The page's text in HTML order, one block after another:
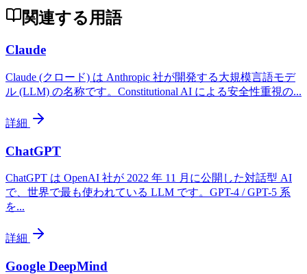
関連する用語
Claude
Claude (クロード) は Anthropic 社が開発する大規模言語モデ
ル (LLM) の名称です。Constitutional AI による安全性重視の...
詳細
ChatGPT
ChatGPT は OpenAI 社が 2022 年 11 月に公開した対話型 AI
で、世界で最も使われている LLM です。GPT-4 / GPT-5 系
を...
詳細
Google DeepMind